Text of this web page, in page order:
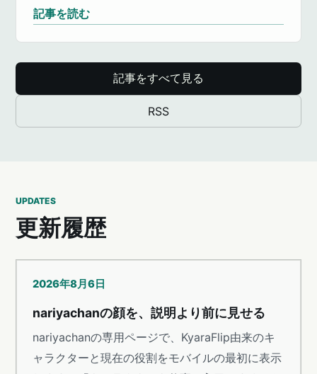
記事を読む
記事をすべて見る
RSS
UPDATES
更新履歴
2026年8月6日
nariyachanの顔を、説明より前に見せる
nariyachanの専用ページで、KyaraFlip由来のキ
ャラクターと現在の役割をモバイルの最初に表示